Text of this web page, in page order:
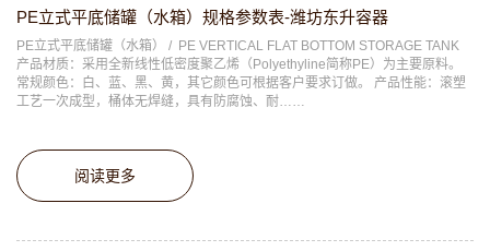
PE立式平底储罐（水箱）规格参数表-潍坊东升容器
PE立式平底储罐（水箱） / PE VERTICAL FLAT BOTTOM STORAGE TANK
产品材质：采用全新线性低密度聚乙烯（Polyethyline简称PE）为主要原料。
常规颜色：白、蓝、黑、黄，其它颜色可根据客户要求订做。 产品性能：滚塑
工艺一次成型，桶体无焊缝，具有防腐蚀、耐……
阅读更多